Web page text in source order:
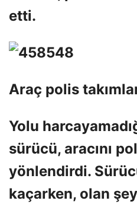
etti.
Araç polis
Yolu
sürücü, aracını
yönlendirdi.
kaçarken, olan